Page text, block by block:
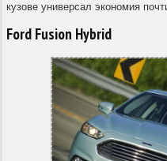
кузове универсал экономия
Ford Fusion Hybrid